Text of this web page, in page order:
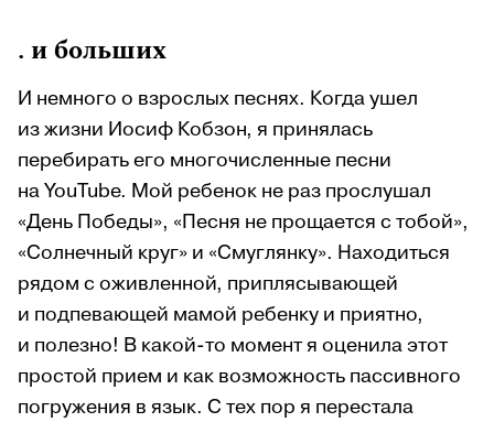
. и больших
И немного о взрослых песнях. Когда ушел
из жизни Иосиф Кобзон, я принялась
перебирать его многочисленные песни
на YouTube. Мой ребенок не раз прослушал
«День Победы», «Песня не прощается с тобой»,
«Солнечный круг» и «Смуглянку». Находиться
рядом с оживленной, приплясывающей
и подпевающей мамой ребенку и приятно,
и полезно! В какой-то момент я оценила этот
простой прием и как возможность пассивного
погружения в язык. С тех пор я перестала